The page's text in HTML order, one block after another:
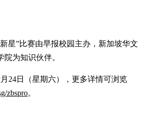
星”比赛由早报校园主办，新加坡华文
为知识伙伴。
24日（星期六），更多详情可浏览
zbspro。